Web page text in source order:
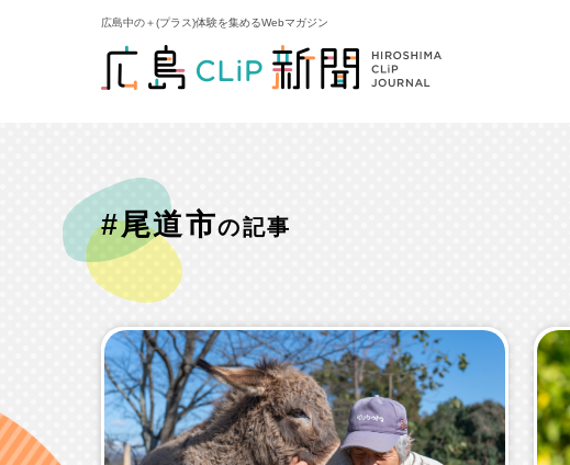
広島中の＋(プラス)体験を集めるWebマガジン
#尾道市の記事